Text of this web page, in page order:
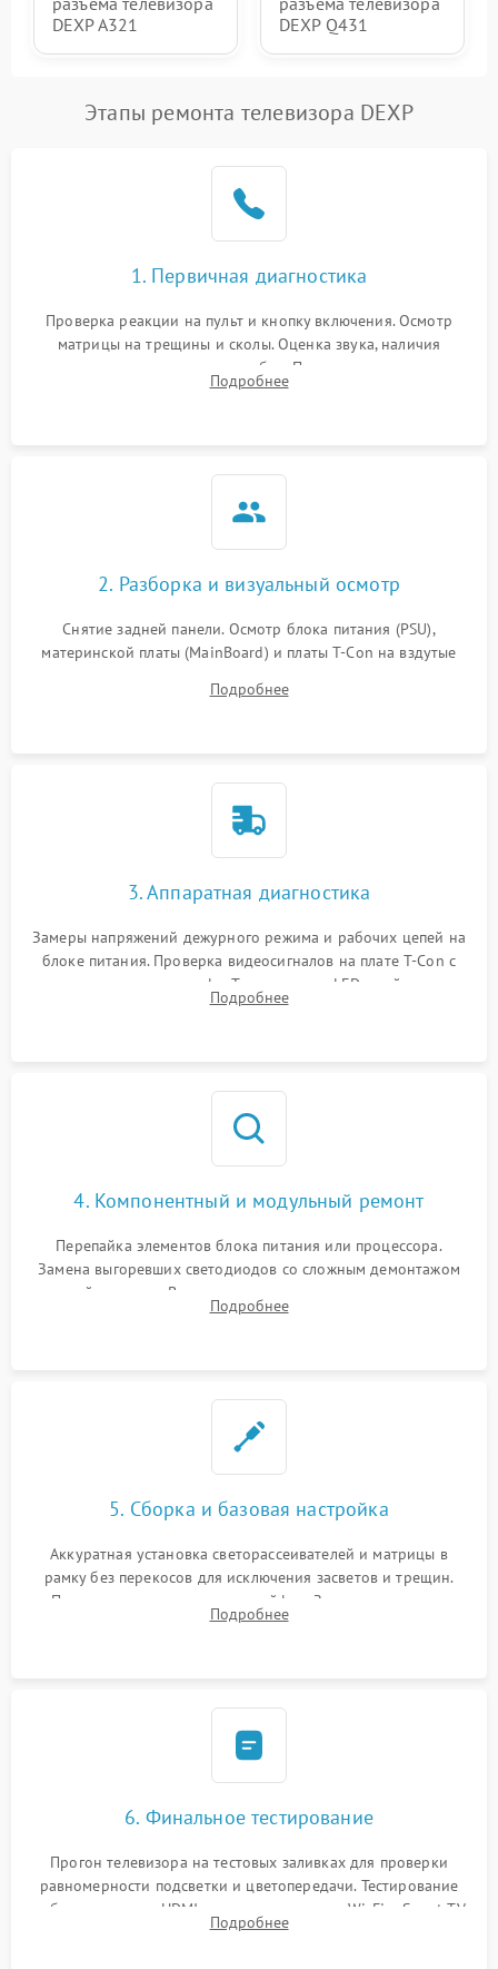
DEXP A321
DEXP Q431
Этапы ремонта телевизора DEXP
1. Первичная диагностика
Проверка реакции на пульт и кнопку включения. Осмотр
матрицы на трещины и сколы. Оценка звука, наличия
подсветки и индикаторов ошибок. Подключение тестовых
источников сигнала для выявления симптомов поломки.
Подробнее
2. Разборка и визуальный осмотр
Снятие задней панели. Осмотр блока питания (PSU),
материнской платы (MainBoard) и платы T-Con на вздутые
Проверка надежности фиксации и целостности шлейфов.
Подробнее
3. Аппаратная диагностика
Замеры напряжений дежурного режима и рабочих цепей на
блоке питания. Проверка видеосигналов на плате T-Con с
помощью осциллографа. Тестирование LED-драйвера и
светодиодных планок подсветки мультиметром.
Подробнее
4. Компонентный и модульный ремонт
Перепайка элементов блока питания или процессора.
Замена выгоревших светодиодов со сложным демонтажом
хрупкой матрицы. Восстановление поврежденных дорожек,
прошивка микросхем памяти EEPROM
Подробнее
5. Сборка и базовая настройка
Аккуратная установка светорассеивателей и матрицы в
рамку без перекосов для исключения засветов и трещин.
Подключение внутренних шлейфов. Закрытие корпуса.
Сброс настроек и обновление программного обеспечения.
Подробнее
6. Финальное тестирование
Прогон телевизора на тестовых заливках для проверки
равномерности подсветки и цветопередачи. Тестирование
работы разъемов HDMI, динамиков, модуля Wi-Fi и Smart TV
в рабочем режиме в течение нескольких часов.
Подробнее